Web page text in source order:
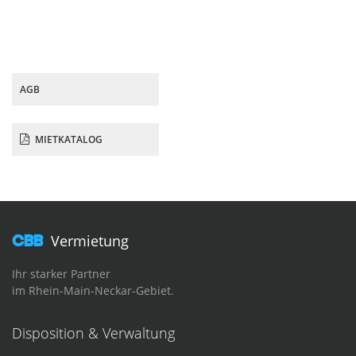
AGB
MIETKATALOG
CBB Vermietung
Ihr starker Partner
im Rhein-Main-Neckar-Gebiet.
Disposition & Verwaltung